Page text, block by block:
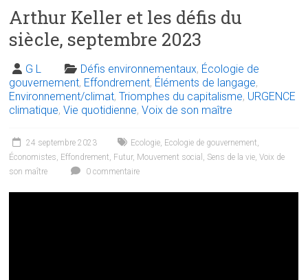
Arthur Keller et les défis du
siècle, septembre 2023
G L Défis environnementaux, Écologie de
gouvernement, Effondrement, Éléments de langage,
Environnement/climat,Triomphes du capitalisme, URGENCE
climatique,Vie quotidienne,Voix de son maître
24 septembre 2023 Ecologie, Ecologie de gouvernement,
Économistes, Effondrement, Futur, Mouvement social , Sens de la vie,Voix de
son maître
0 commentaire